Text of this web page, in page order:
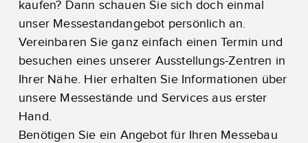
kaufen? Dann schauen Sie sich doch einmal
unser Messestandangebot persönlich an.
Vereinbaren Sie ganz einfach einen Termin und
besuchen eines unserer Ausstellungs-Zentren in
Ihrer Nähe. Hier erhalten Sie Informationen über
unsere Messestände und Services aus erster
Hand.
Benötigen Sie ein Angebot für Ihren Messebau